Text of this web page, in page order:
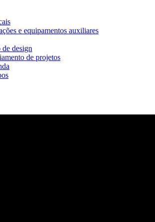
e equipamentos auxiliares
de design
de projetos